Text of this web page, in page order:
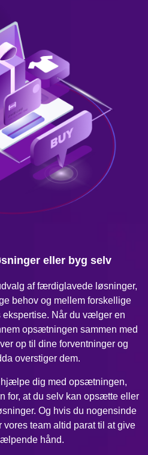
eller byg selv
af færdiglavede løsninger,
behov og mellem forskellige
ekspertise. Når du vælger en
opsætningen sammen med
op til dine forventninger og
overstiger dem.
hjælpe dig med opsætningen,
for, at du selv kan opsætte eller
Og hvis du nogensinde
vores team altid parat til at give
hånd.